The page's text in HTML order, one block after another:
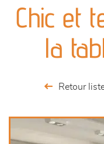
canapés et
séjours
meubles de
chambres et
Chic et
la
Retour